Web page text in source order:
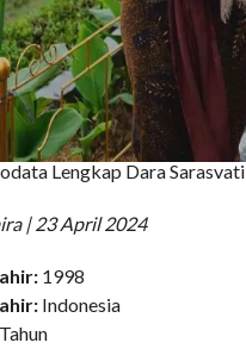
Lengkap Dara Sarasvati
| 23 April 2024
1998
Indonesia